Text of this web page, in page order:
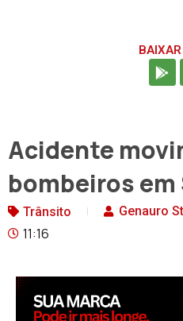
Acidente
bombeiros
Trânsito Genauro
11:16